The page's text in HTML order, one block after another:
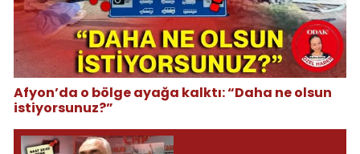
Afyon’da o bölge ayağa kalktı: “Daha ne olsun
istiyorsunuz?”